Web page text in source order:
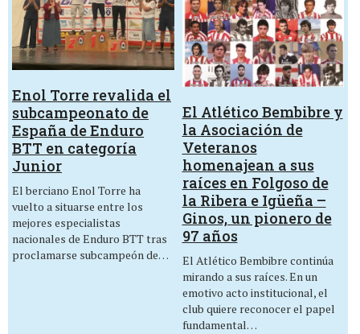
Enol Torre revalida el
subcampeonato de
España de Enduro
BTT en categoría
Junior
El berciano Enol Torre ha
vuelto a situarse entre los
mejores especialistas
nacionales de Enduro BTT tras
proclamarse subcampeón de…
El Atlético Bembibre y
la Asociación de
Veteranos
homenajean a sus
raíces en Folgoso de
la Ribera e Igüeña –
Ginos, un pionero de
97 años
El Atlético Bembibre continúa
mirando a sus raíces. En un
emotivo acto institucional, el
club quiere reconocer el papel
fundamental…